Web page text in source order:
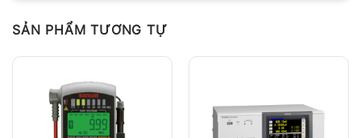
SẢN PHẨM TƯƠNG TỰ